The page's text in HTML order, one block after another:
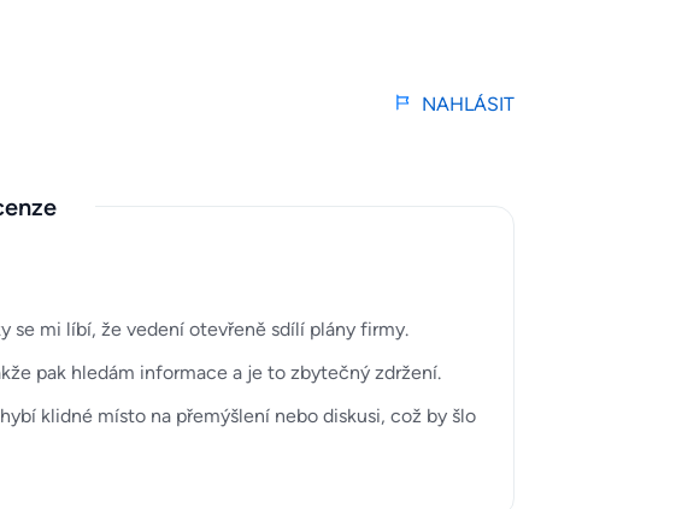
NAHLÁSIT
se mi líbí, že vedení otevřeně sdílí plány firmy.
pak hledám informace a je to zbytečný zdržení.
klidné místo na přemýšlení nebo diskusi, což by šlo